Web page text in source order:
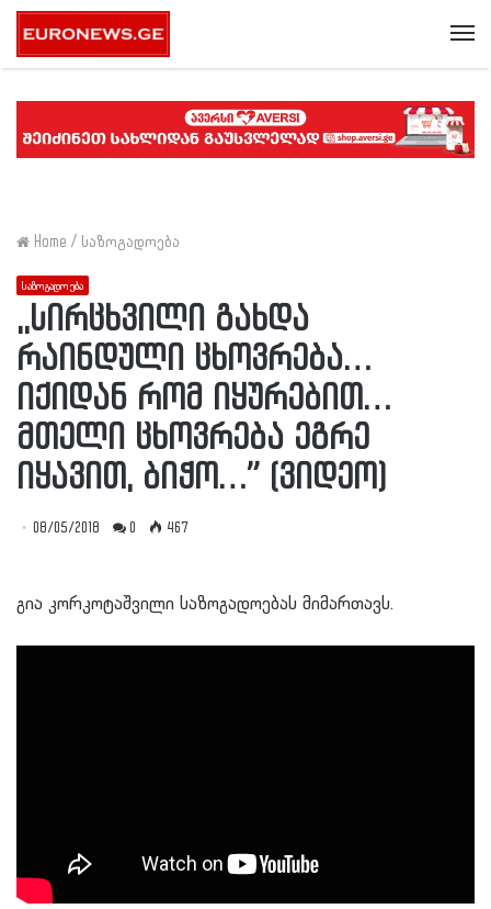
Home / საზოგადოება
საზოგადოება
,,სირცხვილი გახდა
რაინდული ცხოვრება…
იქიდან რომ იყურებით…
მთელი ცხოვრება ეგრე
იყავით, ბიჭო…” (ვიდეო)
08/05/2018 0 467
გია კორკოტაშვილი საზოგადოებას მიმართავს.